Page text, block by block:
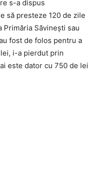
s-a dispus
să presteze 120 de zile
Săvinești sau
fost de folos pentru a
i-a pierdut prin
este dator cu 750 de lei